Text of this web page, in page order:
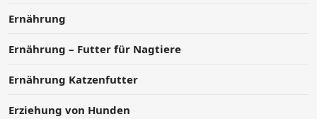
Ernährung
Ernährung – Futter für Nagtiere
Ernährung Katzenfutter
Erziehung von Hunden